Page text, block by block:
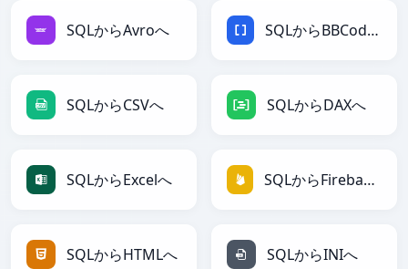
SQLからAvroへ SQLからBBCodeへ
SQLからCSVへ SQLからDAXへ
SQLからExcelへ SQLからFirebaseへ
SQLからHTMLへ SQLからINIへ